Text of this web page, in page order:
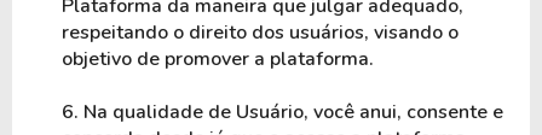
Plataforma da maneira que julgar adequado,
respeitando o direito dos usuários, visando o
objetivo de promover a plataforma.
6. Na qualidade de Usuário, você anui, consente e